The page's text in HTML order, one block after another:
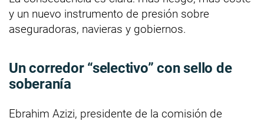
y un nuevo instrumento de presión sobre
aseguradoras, navieras y gobiernos.
Un corredor “selectivo” con sello de
soberanía
Ebrahim Azizi, presidente de la comisión de